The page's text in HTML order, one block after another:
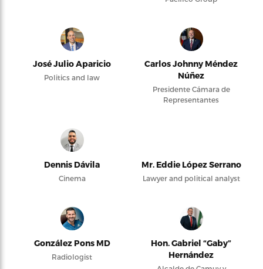
José Julio Aparicio
Politics and law
Carlos Johnny Méndez
Núñez
Presidente Cámara de
Representantes
Dennis Dávila
Cinema
Mr. Eddie López Serrano
Lawyer and political analyst
González Pons MD
Radiologist
Hon. Gabriel “Gaby”
Hernández